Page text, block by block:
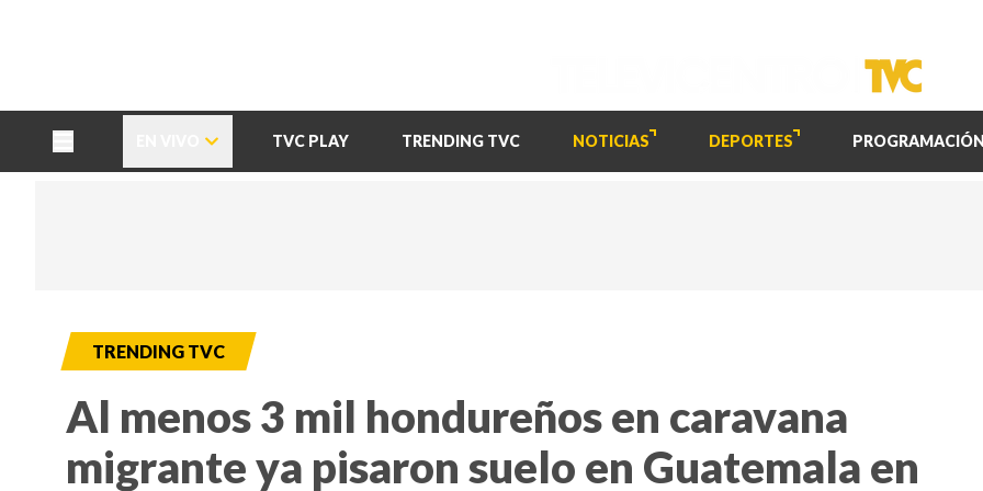
TVC PLAY TRENDING TVC NOTICIAS DEPORTES PROGRAMACIÓN
TRENDING TVC
Al menos 3 mil hondureños en caravana
migrante ya pisaron suelo en Guatemala en